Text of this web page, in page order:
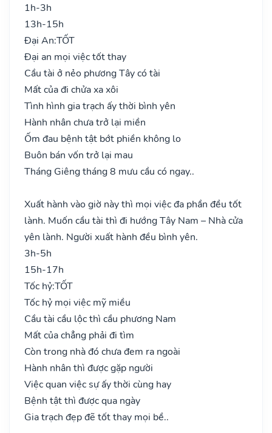
1h-3h
13h-15h
Đại An:TỐT
Đại an mọi việc tốt thay
Cầu tài ở nẻo phương Tây có tài
Mất của đi chửa xa xôi
Tình hình gia trạch ấy thời bình yên
Hành nhân chưa trở lại miền
Ốm đau bệnh tật bớt phiền không lo
Buôn bán vốn trở lại mau
Tháng Giêng tháng 8 mưu cầu có ngay..
Xuất hành vào giờ này thì mọi việc đa phần đều tốt
lành. Muốn cầu tài thì đi hướng Tây Nam – Nhà cửa
yên lành. Người xuất hành đều bình yên.
3h-5h
15h-17h
Tốc hỷ:TỐT
Tốc hỷ mọi việc mỹ miều
Cầu tài cầu lộc thì cầu phương Nam
Mất của chẳng phải đi tìm
Còn trong nhà đó chưa đem ra ngoài
Hành nhân thì được gặp người
Việc quan việc sự ấy thời cùng hay
Bệnh tật thì được qua ngày
Gia trạch đẹp đẽ tốt thay mọi bề..